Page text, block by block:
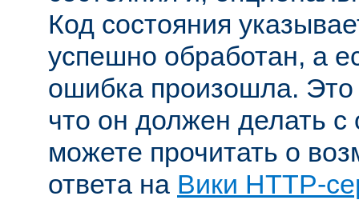
Код состояния
успешно обработан, а
ошибка произошла. Это
что он должен делать
можете прочитать о
ответа на Вики HTTP-